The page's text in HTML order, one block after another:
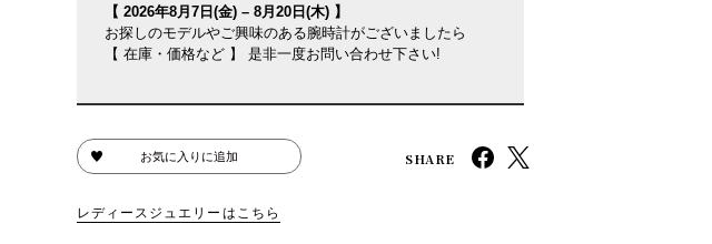
【 2026年8月7日(金) – 8月20日(木) 】
お探しのモデルやご興味のある腕時計がございましたら
【 在庫・価格など 】 是非一度お問い合わせ下さい!
お気に入りに追加 SHARE
レディースジュエリーはこちら